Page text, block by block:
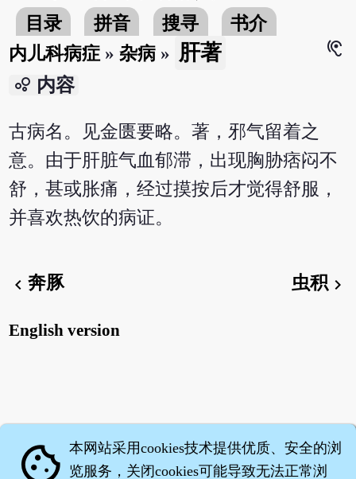
目录 拼音 搜寻
书介
内儿科病症 »杂病 » 肝著
hearing
bubble_chart 内容
古病名。见金匮要略。著，邪气留着之
意。由于肝脏气血郁滞，出现胸胁痞闷不
舒，甚或胀痛，经过摸按后才觉得舒服，
并喜欢热饮的病证。
chevron_left奔豚 虫积chevron_right
English version
cookie 本网站采用cookies技术提供优质、安全的浏
览服务，关闭cookies可能导致无法正常浏